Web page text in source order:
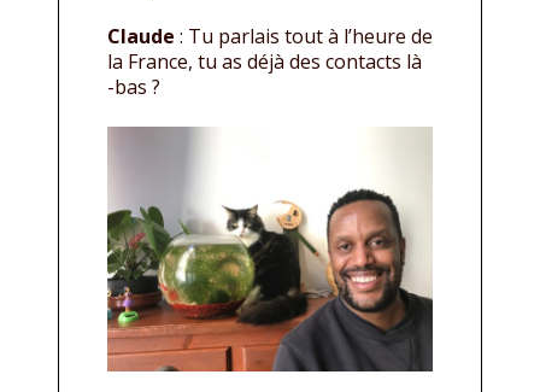
Claude : Tu parlais tout à l’heure de
la France, tu as déjà des contacts là
-bas ?